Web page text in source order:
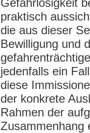
praktisch
die aus dieser
Bewilligung und
jedenfalls ein
diese
der konkrete
Rahmen der
Zusammenhang